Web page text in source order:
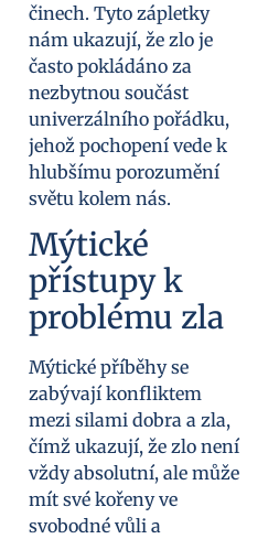
činech. Tyto zápletky
nám ukazují, že zlo je
často pokládáno za
nezbytnou součást
univerzálního pořádku,
jehož pochopení vede k
hlubšímu porozumění
světu kolem nás.
Mýtické
přístupy k
problému zla
Mýtické příběhy se
zabývají konfliktem
mezi silami dobra a zla,
čímž ukazují, že zlo není
vždy absolutní, ale může
mít své kořeny ve
svobodné vůli a